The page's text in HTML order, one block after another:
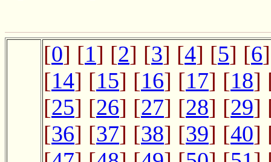
[0] [1] [2] [3] [4] [5] [6
[14] [15] [16] [17] [18]
[25] [26] [27] [28] [29]
[36] [37] [38] [39] [40]